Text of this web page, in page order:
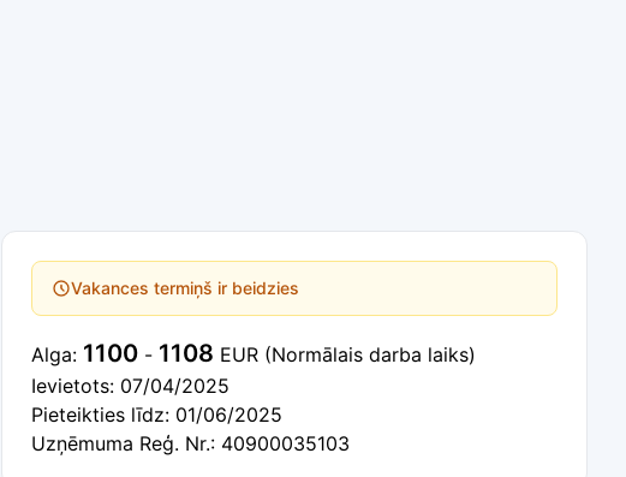
Vakances termiņš ir beidzies
Alga: 1100 - 1108 EUR (Normālais darba laiks)
Ievietots: 07/04/2025
Pieteikties līdz: 01/06/2025
Uzņēmuma Reģ. Nr.: 40900035103